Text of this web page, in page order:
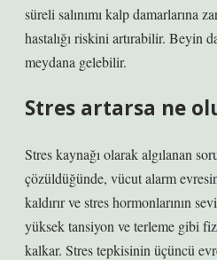
süreli salınımı kalp damarlarına
hastalığı riskini artırabilir. Beyin
meydana gelebilir.
Stres artarsa ne
Stres kaynağı olarak algılanan
çözüldüğünde, vücut alarm
kaldırır ve stres hormonlarının
yüksek tansiyon ve terleme gibi
kalkar. Stres tepkisinin üçüncü